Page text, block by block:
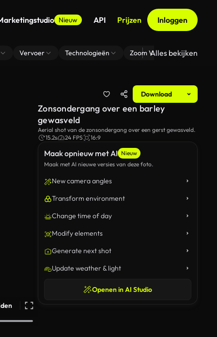
Nieuw API Prijzen Inloggen
Vervoer Technologieën Zoom Virtuele
Alles bekijken
Download
Maak opnieuw met AI Nieuw
Maak met AI nieuwe versies van deze foto.
New camera angles
Transform environment
Change time of day
Modify elements
Generate next shot
Update weather & light
Openen in AI Studio
Zonsondergang over een barley
gewasveld
Aerial shot van de zonsondergang over een gerst gewasveld.
15.2s
24 FPS 16:9